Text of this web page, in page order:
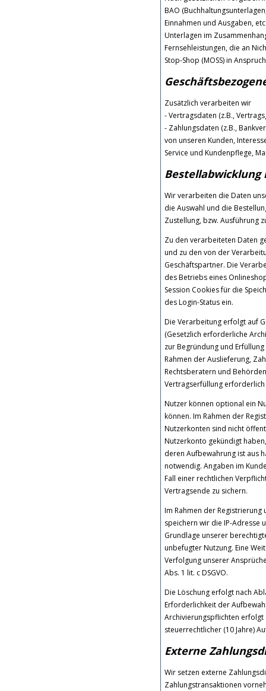
BAO
Einnahmen und Ausgaben,
Unterlagen im
Fernsehleistungen, die an
Stop-Shop (MOSS) in
Zusätzlich verarbeiten wir
- Vertragsdaten (z.B.,
- Zahlungsdaten (z.B.,
von unseren Kunden,
Service und Kundenpflege,
Wir verarbeiten die Daten
die Auswahl und die
Zustellung, bzw. Ausführung
Zu den verarbeiteten Daten
und zu den von der
Geschäftspartner. Die
des Betriebs eines
Session Cookies für die
des Login-Status ein.
Die Verarbeitung erfolgt auf
(Gesetzlich erforderliche
zur Begründung und
Rahmen der Auslieferung,
Rechtsberatern und
Vertragserfüllung erforderlich
Nutzer können optional ein
können. Im Rahmen der
Nutzerkonten sind nicht
Nutzerkonto gekündigt
deren Aufbewahrung ist aus
notwendig. Angaben im
Fall einer rechtlichen
Vertragsende zu sichern.
Im Rahmen der
speichern wir die IP-Adresse
Grundlage unserer
unbefugter Nutzung. Eine
Verfolgung unserer
Abs. 1 lit. c DSGVO.
Die Löschung erfolgt nach
Erforderlichkeit der
Archivierungspflichten erfolgt
steuerrechtlicher (10 Jahre)
Externe
Wir setzen externe
Zahlungstransaktionen